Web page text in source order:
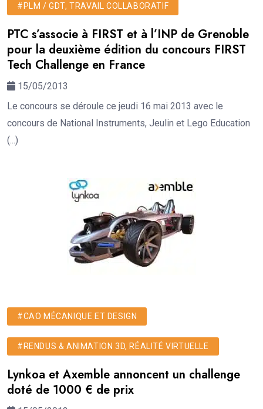
#PLM / GDT, TRAVAIL COLLABORATIF
PTC s’associe à FIRST et à l’INP de Grenoble
pour la deuxième édition du concours FIRST
Tech Challenge en France
15/05/2013
Le concours se déroule ce jeudi 16 mai 2013 avec le
concours de National Instruments, Jeulin et Lego Education
(...)
#CAO MÉCANIQUE ET DESIGN
#RENDUS & ANIMATION 3D, RÉALITÉ VIRTUELLE
Lynkoa et Axemble annoncent un challenge
doté de 1000 € de prix